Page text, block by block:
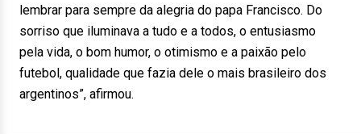
lembrar para sempre da alegria do papa Francisco. Do
sorriso que iluminava a tudo e a todos, o entusiasmo
pela vida, o bom humor, o otimismo e a paixão pelo
futebol, qualidade que fazia dele o mais brasileiro dos
argentinos”, afirmou.